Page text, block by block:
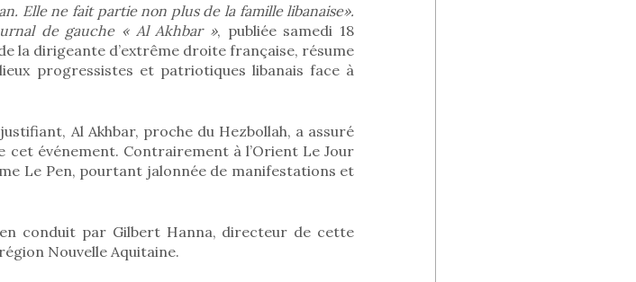
Elle ne fait partie non plus de la famille libanaise».
de gauche « Al Akhbar », publiée samedi 18
la dirigeante d’extrême droite française, résume
progressistes et patriotiques libanais face à
Al Akhbar, proche du Hezbollah, a assuré
événement. Contrairement à l’Orient Le Jour
Le Pen, pourtant jalonnée de manifestations et
conduit par Gilbert Hanna, directeur de cette
Nouvelle Aquitaine.